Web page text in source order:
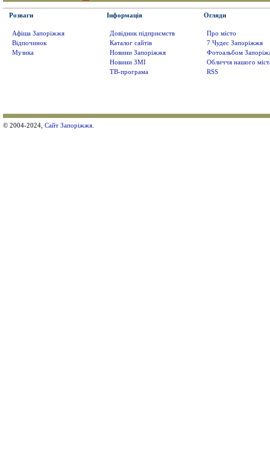
Розваги
Афіша Запоріжжя
Відпочинок
Музика
Інформація
Довідник підприємств
Каталог сайтів
Новини Запоріжжя
Новини ЗМІ
ТВ-програма
Огляди
Про місто
7 Чудес Запоріжжя
Фотоальбом
Обличчя нашого
RSS
© 2004-2024, Сайт Запоріжжя